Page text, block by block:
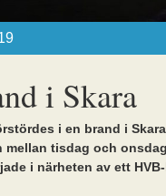
i Skara
i en brand i Skara
mellan tisdag och
i närheten av ett